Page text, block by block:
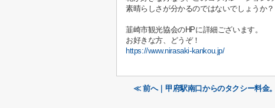
素晴らしさが分かるのではないでしょうか？
韮崎市観光協会のHPに詳細ございます。
お好きな方、どうぞ！
https://www.nirasaki-kankou.jp/
≪ 前へ｜甲府駅南口からのタクシー料金。